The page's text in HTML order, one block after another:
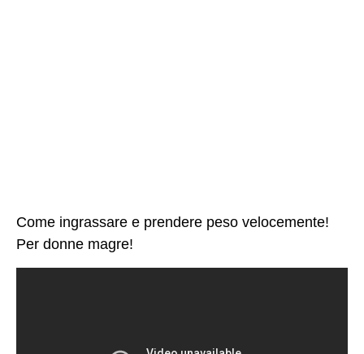
Come ingrassare e prendere peso velocemente!
Per donne magre!